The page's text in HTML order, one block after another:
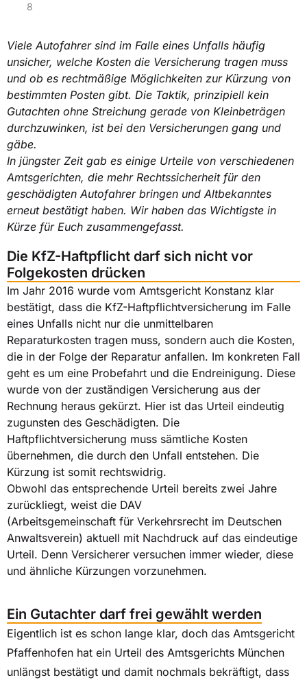
8
Viele Autofahrer sind im Falle eines Unfalls häufig
unsicher, welche Kosten die Versicherung tragen muss
und ob es rechtmäßige Möglichkeiten zur Kürzung von
bestimmten Posten gibt. Die Taktik, prinzipiell kein
Gutachten ohne Streichung gerade von Kleinbeträgen
durchzuwinken, ist bei den Versicherungen gang und
gäbe.
In jüngster Zeit gab es einige Urteile von verschiedenen
Amtsgerichten, die mehr Rechtssicherheit für den
geschädigten Autofahrer bringen und Altbekanntes
erneut bestätigt haben. Wir haben das Wichtigste in
Kürze für Euch zusammengefasst.
Die KfZ-Haftpflicht darf sich nicht vor
Folgekosten drücken
Im Jahr 2016 wurde vom Amtsgericht Konstanz klar
bestätigt, dass die KfZ-Haftpflichtversicherung im Falle
eines Unfalls nicht nur die unmittelbaren
Reparaturkosten tragen muss, sondern auch die Kosten,
die in der Folge der Reparatur anfallen. Im konkreten Fall
geht es um eine Probefahrt und die Endreinigung. Diese
wurde von der zuständigen Versicherung aus der
Rechnung heraus gekürzt. Hier ist das Urteil eindeutig
zugunsten des Geschädigten. Die
Haftpflichtversicherung muss sämtliche Kosten
übernehmen, die durch den Unfall entstehen. Die
Kürzung ist somit rechtswidrig.
Obwohl das entsprechende Urteil bereits zwei Jahre
zurückliegt, weist die DAV
(Arbeitsgemeinschaft für Verkehrsrecht im Deutschen
Anwaltsverein) aktuell mit Nachdruck auf das eindeutige
Urteil. Denn Versicherer versuchen immer wieder, diese
und ähnliche Kürzungen vorzunehmen.
Ein Gutachter darf frei gewählt werden
Eigentlich ist es schon lange klar, doch das Amtsgericht
Pfaffenhofen hat ein Urteil des Amtsgerichts München
unlängst bestätigt und damit nochmals bekräftigt, dass